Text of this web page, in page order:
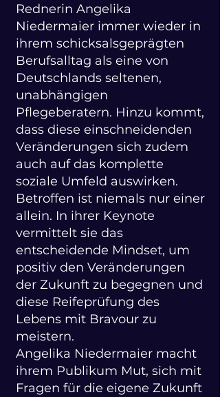
Rednerin Angelika
Niedermaier immer wieder in
ihrem schicksalsgeprägten
Berufsalltag als eine von
Deutschlands seltenen,
unabhängigen
Pflegeberatern. Hinzu kommt,
dass diese einschneidenden
Veränderungen sich zudem
auch auf das komplette
soziale Umfeld auswirken.
Betroffen ist niemals nur einer
allein. In ihrer Keynote
vermittelt sie das
entscheidende Mindset, um
positiv den Veränderungen
der Zukunft zu begegnen und
diese Reifeprüfung des
Lebens mit Bravour zu
meistern.
Angelika Niedermaier macht
ihrem Publikum Mut, sich mit
Fragen für die eigene Zukunft